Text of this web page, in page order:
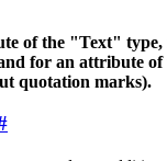
of the "Text" type,
for an attribute
quotation marks).